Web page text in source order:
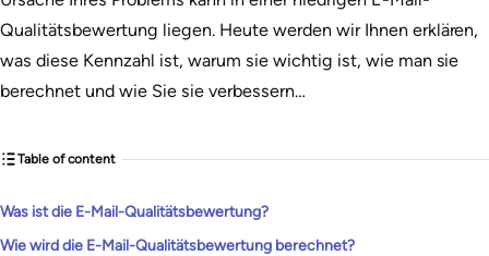
Qualitätsbewertung liegen. Heute werden wir Ihnen erklären,
was diese Kennzahl ist, warum sie wichtig ist, wie man sie
berechnet und wie Sie sie verbessern…
Table of content
Was ist die E-Mail-Qualitätsbewertung?
Wie wird die E-Mail-Qualitätsbewertung berechnet?